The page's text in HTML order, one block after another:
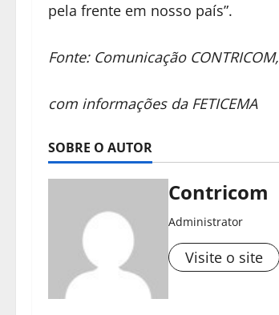
pela frente em nosso país”.
Fonte: Comunicação CONTRICOM,
com informações da FETICEMA
SOBRE O AUTOR
Contricom
Administrator
Visite o site